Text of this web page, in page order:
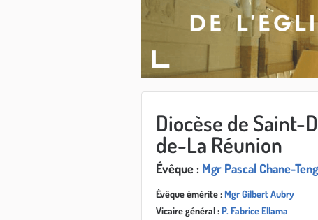
Diocèse de Saint-
de-La Réunion
Évêque : Mgr Pascal Chane-Teng
Évêque émérite :Mgr Gilbert Aubry
Vicaire général :P. Fabrice Ellama